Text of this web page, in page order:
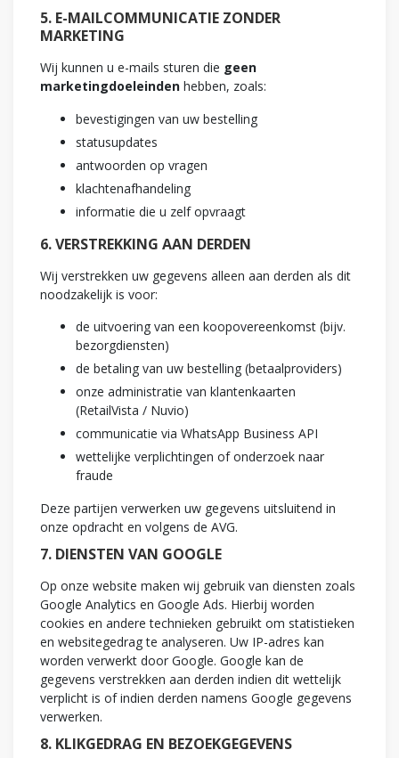
5. E-MAILCOMMUNICATIE ZONDER
MARKETING
Wij kunnen u e-mails sturen die geen
marketingdoeleinden hebben, zoals:
bevestigingen van uw bestelling
statusupdates
antwoorden op vragen
klachtenafhandeling
informatie die u zelf opvraagt
6. VERSTREKKING AAN DERDEN
Wij verstrekken uw gegevens alleen aan derden als dit
noodzakelijk is voor:
de uitvoering van een koopovereenkomst (bijv.
bezorgdiensten)
de betaling van uw bestelling (betaalproviders)
onze administratie van klantenkaarten
(RetailVista / Nuvio)
communicatie via WhatsApp Business API
wettelijke verplichtingen of onderzoek naar
fraude
Deze partijen verwerken uw gegevens uitsluitend in
onze opdracht en volgens de AVG.
7. DIENSTEN VAN GOOGLE
Op onze website maken wij gebruik van diensten zoals
Google Analytics en Google Ads. Hierbij worden
cookies en andere technieken gebruikt om statistieken
en websitegedrag te analyseren. Uw IP-adres kan
worden verwerkt door Google. Google kan de
gegevens verstrekken aan derden indien dit wettelijk
verplicht is of indien derden namens Google gegevens
verwerken.
8. KLIKGEDRAG EN BEZOEKGEGEVENS